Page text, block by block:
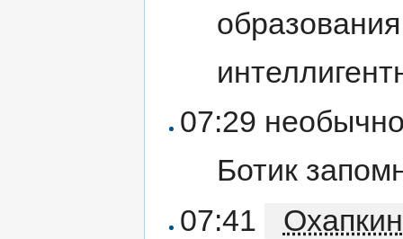
07:29
Ботик
07:41
Охапкин